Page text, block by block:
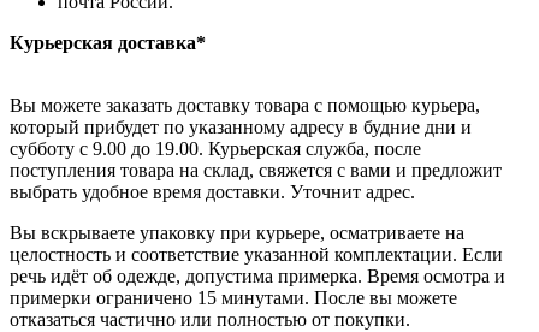
Курьерская доставка*
Вы можете заказать доставку товара с помощью курьера,
который прибудет по указанному адресу в будние дни и
субботу с 9.00 до 19.00. Курьерская служба, после
поступления товара на склад, свяжется с вами и предложит
выбрать удобное время доставки. Уточнит адрес.
Вы вскрываете упаковку при курьере, осматриваете на
целостность и соответствие указанной комплектации. Если
речь идёт об одежде, допустима примерка. Время осмотра и
примерки ограничено 15 минутами. После вы можете
отказаться частично или полностью от покупки.